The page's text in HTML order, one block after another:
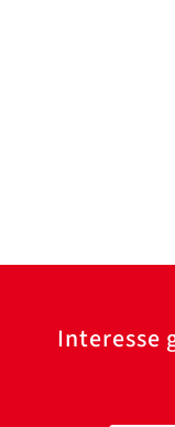
Interesse